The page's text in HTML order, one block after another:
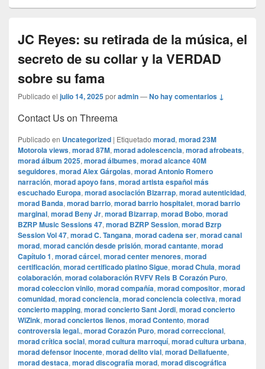
JC Reyes: su retirada de la música, el
secreto de su collar y la VERDAD
sobre su fama
Publicado el julio 14, 2025poradmin—No hay comentarios ↓
Contact Us on Threema
Publicado en Uncategorized | Etiquetado morad, morad 23M
Motorola views, morad 87M, morad adolescencia, morad afrobeats,
morad álbum 2025, morad álbumes, morad alcance 40M
seguidores, morad Alex Gárgolas, morad Antonio Romero
narración, morad apoyo fans, morad artista español más
escuchado Europa, morad asociación Bizarrap, morad autenticidad,
morad Banda, morad barrio, morad barrio hospitalet, morad barrio
marginal, morad Beny Jr, morad Bizarrap, morad Bobo, morad
BZRP Music Sessions 47, morad BZRP Session, morad Bzrp
Session Vol 47, morad C. Tangana, morad cadena ser, morad canal
morad, morad canción desde prisión, morad cantante, morad
Capítulo 1, morad cárcel, morad center menores, morad
certificación, morad certificado platino Sigue, morad Chula, morad
colaboración, morad colaboración RVFV Rels B Corazón Puro,
morad coleccion vinilo, morad compañía, morad compositor, morad
comunidad, morad conciencia, morad conciencia colectiva, morad
concierto mapping, morad concierto Sant Jordi, morad concierto
WiZink, morad conciertos llenos, morad Contento, morad
controversia legal., morad Corazón Puro, morad correccional,
morad crítica social, morad cultura marroquí, morad cultura urbana,
morad defensor inocente, morad delito vial, morad Dellafuente,
morad destaca, morad discografía morad, morad discográfica